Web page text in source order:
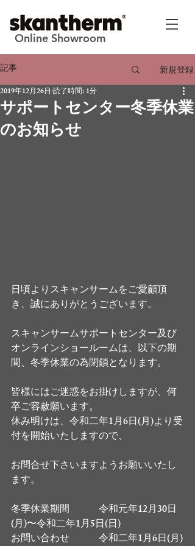
Online Showroom
記事 新規登録
サポートセンター冬季休業
のお知らせ
2019年12月26日 読了時間: 1分
日頃よりスキャンサームをご愛顧頂
き、誠にありがとうございます。
スキャンサームサポートセンター及び
オンラインショールームは、以下の期
間、冬季休業の為閉鎖となります。
皆様にはご迷惑をお掛けしますが、何
卒ご容赦願います。
休み明けは、令和二年1月6日(月)より受
付を開始いたしますので、
お問合せ下さいますようお願いいたし
ます。
冬季休業期間　　　令和元年12月30日
(月)〜令和二年1月5日(日)
お問い合わせ　　　令和二年1月6日(月)